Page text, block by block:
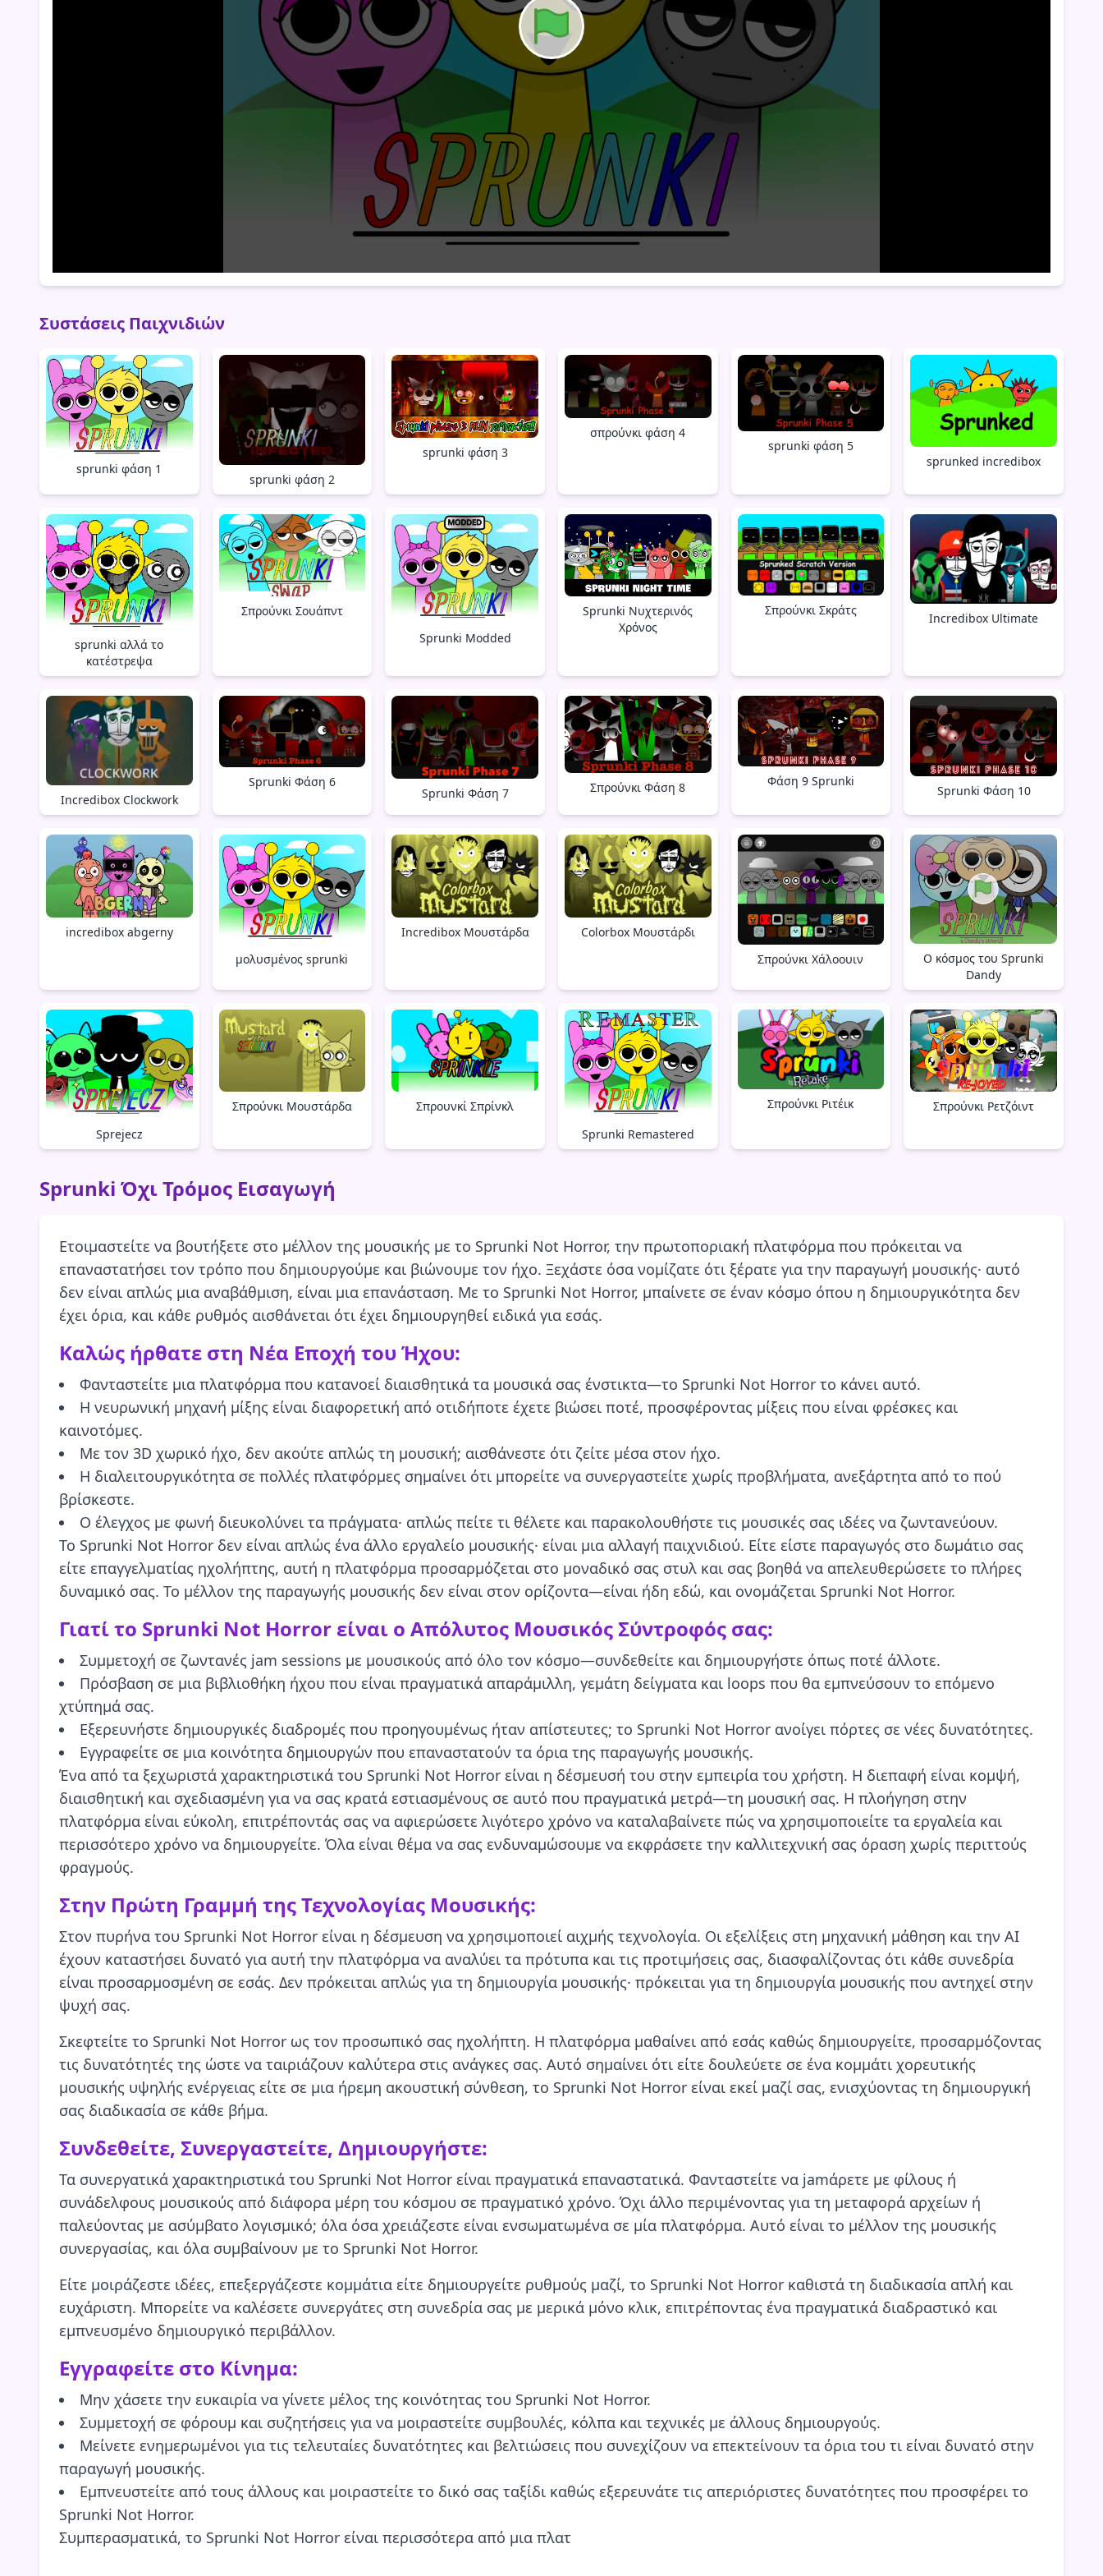
Συστάσεις Παιχνιδιών
sprunki φάση 1
sprunki φάση 2
sprunki φάση 3
σπρούνκι φάση 4
sprunki φάση 5
sprunked incredibox
sprunki αλλά το
κατέστρεψα
Σπρούνκι Σουάπντ
Sprunki Modded
Sprunki Νυχτερινός
Χρόνος
Σπρούνκι Σκράτς
Incredibox Ultimate
Incredibox Clockwork
Sprunki Φάση 6
Sprunki Φάση 7 Σπρούνκι Φάση 8 Φάση 9 Sprunki
Sprunki Φάση 10
incredibox abgerny
μολυσμένος sprunki
Incredibox Μουστάρδα
Colorbox Μουστάρδι
Σπρούνκι Χάλοουιν
Ο κόσμος του Sprunki
Dandy
Sprejecz
Σπρούνκι Μουστάρδα
Σπρουνκί Σπρίνκλ
Sprunki Remastered
Σπρούνκι Ριτέικ Σπρούνκι Ρετζόιντ
Sprunki Όχι Τρόμος Εισαγωγή
Ετοιμαστείτε να βουτήξετε στο μέλλον της μουσικής με το Sprunki Not Horror, την πρωτοποριακή πλατφόρμα που πρόκειται να
επαναστατήσει τον τρόπο που δημιουργούμε και βιώνουμε τον ήχο. Ξεχάστε όσα νομίζατε ότι ξέρατε για την παραγωγή μουσικής· αυτό
δεν είναι απλώς μια αναβάθμιση, είναι μια επανάσταση. Με το Sprunki Not Horror, μπαίνετε σε έναν κόσμο όπου η δημιουργικότητα δεν
έχει όρια, και κάθε ρυθμός αισθάνεται ότι έχει δημιουργηθεί ειδικά για εσάς.
Καλώς ήρθατε στη Νέα Εποχή του Ήχου:
Φανταστείτε μια πλατφόρμα που κατανοεί διαισθητικά τα μουσικά σας ένστικτα—το Sprunki Not Horror το κάνει αυτό.
Η νευρωνική μηχανή μίξης είναι διαφορετική από οτιδήποτε έχετε βιώσει ποτέ, προσφέροντας μίξεις που είναι φρέσκες και
καινοτόμες.
Με τον 3D χωρικό ήχο, δεν ακούτε απλώς τη μουσική; αισθάνεστε ότι ζείτε μέσα στον ήχο.
Η διαλειτουργικότητα σε πολλές πλατφόρμες σημαίνει ότι μπορείτε να συνεργαστείτε χωρίς προβλήματα, ανεξάρτητα από το πού
βρίσκεστε.
Ο έλεγχος με φωνή διευκολύνει τα πράγματα· απλώς πείτε τι θέλετε και παρακολουθήστε τις μουσικές σας ιδέες να ζωντανεύουν.
Το Sprunki Not Horror δεν είναι απλώς ένα άλλο εργαλείο μουσικής· είναι μια αλλαγή παιχνιδιού. Είτε είστε παραγωγός στο δωμάτιο σας
είτε επαγγελματίας ηχολήπτης, αυτή η πλατφόρμα προσαρμόζεται στο μοναδικό σας στυλ και σας βοηθά να απελευθερώσετε το πλήρες
δυναμικό σας. Το μέλλον της παραγωγής μουσικής δεν είναι στον ορίζοντα—είναι ήδη εδώ, και ονομάζεται Sprunki Not Horror.
Γιατί το Sprunki Not Horror είναι ο Απόλυτος Μουσικός Σύντροφός σας:
Συμμετοχή σε ζωντανές jam sessions με μουσικούς από όλο τον κόσμο—συνδεθείτε και δημιουργήστε όπως ποτέ άλλοτε.
Πρόσβαση σε μια βιβλιοθήκη ήχου που είναι πραγματικά απαράμιλλη, γεμάτη δείγματα και loops που θα εμπνεύσουν το επόμενο
χτύπημά σας.
Εξερευνήστε δημιουργικές διαδρομές που προηγουμένως ήταν απίστευτες; το Sprunki Not Horror ανοίγει πόρτες σε νέες δυνατότητες.
Εγγραφείτε σε μια κοινότητα δημιουργών που επαναστατούν τα όρια της παραγωγής μουσικής.
Ένα από τα ξεχωριστά χαρακτηριστικά του Sprunki Not Horror είναι η δέσμευσή του στην εμπειρία του χρήστη. Η διεπαφή είναι κομψή,
διαισθητική και σχεδιασμένη για να σας κρατά εστιασμένους σε αυτό που πραγματικά μετρά—τη μουσική σας. Η πλοήγηση στην
πλατφόρμα είναι εύκολη, επιτρέποντάς σας να αφιερώσετε λιγότερο χρόνο να καταλαβαίνετε πώς να χρησιμοποιείτε τα εργαλεία και
περισσότερο χρόνο να δημιουργείτε. Όλα είναι θέμα να σας ενδυναμώσουμε να εκφράσετε την καλλιτεχνική σας όραση χωρίς περιττούς
φραγμούς.
Στην Πρώτη Γραμμή της Τεχνολογίας Μουσικής:
Στον πυρήνα του Sprunki Not Horror είναι η δέσμευση να χρησιμοποιεί αιχμής τεχνολογία. Οι εξελίξεις στη μηχανική μάθηση και την AI
έχουν καταστήσει δυνατό για αυτή την πλατφόρμα να αναλύει τα πρότυπα και τις προτιμήσεις σας, διασφαλίζοντας ότι κάθε συνεδρία
είναι προσαρμοσμένη σε εσάς. Δεν πρόκειται απλώς για τη δημιουργία μουσικής· πρόκειται για τη δημιουργία μουσικής που αντηχεί στην
ψυχή σας.
Σκεφτείτε το Sprunki Not Horror ως τον προσωπικό σας ηχολήπτη. Η πλατφόρμα μαθαίνει από εσάς καθώς δημιουργείτε, προσαρμόζοντας
τις δυνατότητές της ώστε να ταιριάζουν καλύτερα στις ανάγκες σας. Αυτό σημαίνει ότι είτε δουλεύετε σε ένα κομμάτι χορευτικής
μουσικής υψηλής ενέργειας είτε σε μια ήρεμη ακουστική σύνθεση, το Sprunki Not Horror είναι εκεί μαζί σας, ενισχύοντας τη δημιουργική
σας διαδικασία σε κάθε βήμα.
Συνδεθείτε, Συνεργαστείτε, Δημιουργήστε:
Τα συνεργατικά χαρακτηριστικά του Sprunki Not Horror είναι πραγματικά επαναστατικά. Φανταστείτε να jamάρετε με φίλους ή
συνάδελφους μουσικούς από διάφορα μέρη του κόσμου σε πραγματικό χρόνο. Όχι άλλο περιμένοντας για τη μεταφορά αρχείων ή
παλεύοντας με ασύμβατο λογισμικό; όλα όσα χρειάζεστε είναι ενσωματωμένα σε μία πλατφόρμα. Αυτό είναι το μέλλον της μουσικής
συνεργασίας, και όλα συμβαίνουν με το Sprunki Not Horror.
Είτε μοιράζεστε ιδέες, επεξεργάζεστε κομμάτια είτε δημιουργείτε ρυθμούς μαζί, το Sprunki Not Horror καθιστά τη διαδικασία απλή και
ευχάριστη. Μπορείτε να καλέσετε συνεργάτες στη συνεδρία σας με μερικά μόνο κλικ, επιτρέποντας ένα πραγματικά διαδραστικό και
εμπνευσμένο δημιουργικό περιβάλλον.
Εγγραφείτε στο Κίνημα:
Μην χάσετε την ευκαιρία να γίνετε μέλος της κοινότητας του Sprunki Not Horror.
Συμμετοχή σε φόρουμ και συζητήσεις για να μοιραστείτε συμβουλές, κόλπα και τεχνικές με άλλους δημιουργούς.
Μείνετε ενημερωμένοι για τις τελευταίες δυνατότητες και βελτιώσεις που συνεχίζουν να επεκτείνουν τα όρια του τι είναι δυνατό στην
παραγωγή μουσικής.
Εμπνευστείτε από τους άλλους και μοιραστείτε το δικό σας ταξίδι καθώς εξερευνάτε τις απεριόριστες δυνατότητες που προσφέρει το
Sprunki Not Horror.
Συμπερασματικά, το Sprunki Not Horror είναι περισσότερα από μια πλατ